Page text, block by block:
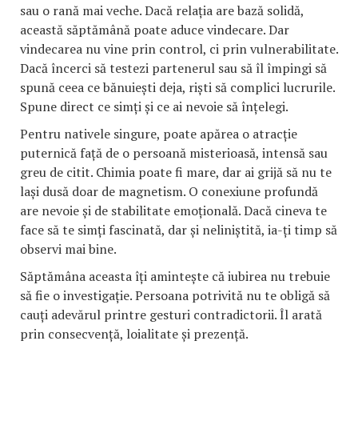
sau o rană mai veche. Dacă relația are bază solidă,
această săptămână poate aduce vindecare. Dar
vindecarea nu vine prin control, ci prin vulnerabilitate.
Dacă încerci să testezi partenerul sau să îl împingi să
spună ceea ce bănuiești deja, riști să complici lucrurile.
Spune direct ce simți și ce ai nevoie să înțelegi.
Pentru nativele singure, poate apărea o atracție
puternică față de o persoană misterioasă, intensă sau
greu de citit. Chimia poate fi mare, dar ai grijă să nu te
lași dusă doar de magnetism. O conexiune profundă
are nevoie și de stabilitate emoțională. Dacă cineva te
face să te simți fascinată, dar și neliniștită, ia-ți timp să
observi mai bine.
Săptămâna aceasta îți amintește că iubirea nu trebuie
să fie o investigație. Persoana potrivită nu te obligă să
cauți adevărul printre gesturi contradictorii. Îl arată
prin consecvență, loialitate și prezență.